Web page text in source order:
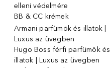
elleni védelmére
BB & CC krémek
Armani parfümök és illatok |
Luxus az üvegben
Hugo Boss férfi parfümök és
illatok | Luxus az üvegben